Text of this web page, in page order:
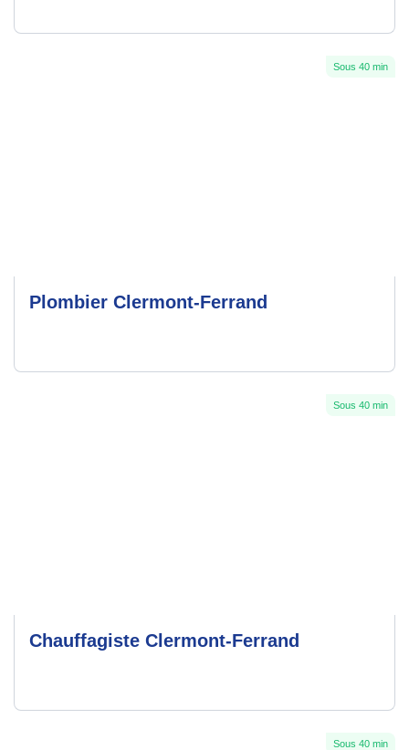
Sous 40 min
Plombier Clermont-Ferrand
Sous 40 min
Chauffagiste Clermont-Ferrand
Sous 40 min